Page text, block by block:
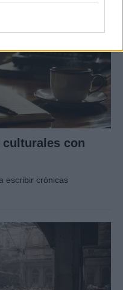
con
escribir crónicas